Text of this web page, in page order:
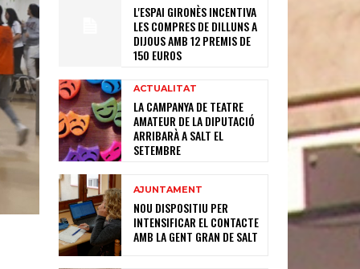
L'ESPAI GIRONÈS INCENTIVA
LES COMPRES DE DILLUNS A
DIJOUS AMB 12 PREMIS DE
150 EUROS
ACTUALITAT
LA CAMPANYA DE TEATRE
AMATEUR DE LA DIPUTACIÓ
ARRIBARÀ A SALT EL
SETEMBRE
AJUNTAMENT
NOU DISPOSITIU PER
INTENSIFICAR EL CONTACTE
AMB LA GENT GRAN DE SALT